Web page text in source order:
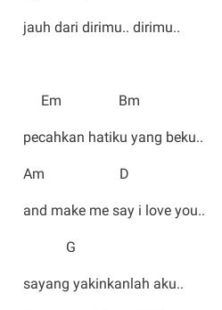
jauh dari dirimu.. dirimu..
Em Bm
pecahkan hatiku yang beku..
Am D
and make me say i love you..
G
sayang yakinkanlah aku..